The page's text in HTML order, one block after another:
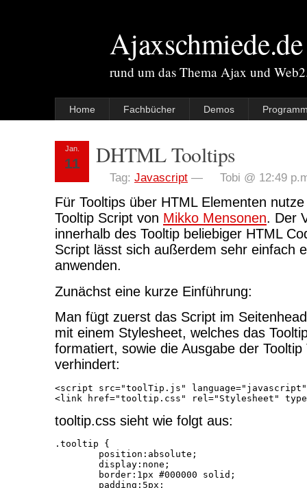
Ajaxschmiede.de
rund um das Thema Ajax und
Home Fachbücher Demos
Jan.
11 DHTML Tooltips
Tag: Javascript — Tobi @ 12:49
Für Tooltips über HTML Elementen
Tooltip Script von Mikko Mensonen. Der
innerhalb des Tooltip beliebiger HTML
Script lässt sich außerdem sehr einfach
anwenden.
Zunächst eine kurze Einführung:
Man fügt zuerst das Script im
mit einem Stylesheet, welches das
formatiert, sowie die Ausgabe der
verhindert:
<script src="toolTip.js"
tooltip.css sieht wie folgt aus:
.tooltip {